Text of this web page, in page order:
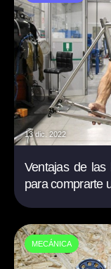
13 dic. 2022
Ventajas de las
para comprarte
MECÁNICA